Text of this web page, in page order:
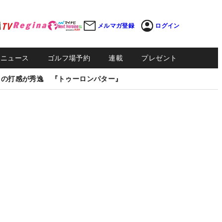
メルマガ登録 ログイン
ュース ゴルフ場予約 連載 プレゼント
打感が秀逸 『トゥーロンパター』